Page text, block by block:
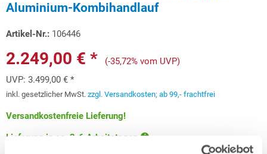
Aluminium-Kombihandlauf
Artikel-Nr.: 106446
2.249,00 € *
(-35,72% vom UVP)
UVP: 3.499,00 € *
inkl. gesetzlicher MwSt. zzgl. Versandkosten; ab 99,- frachtfrei
Versandkostenfreie Lieferung!
Lieferung in ca. 3-6 Arbeitstagen